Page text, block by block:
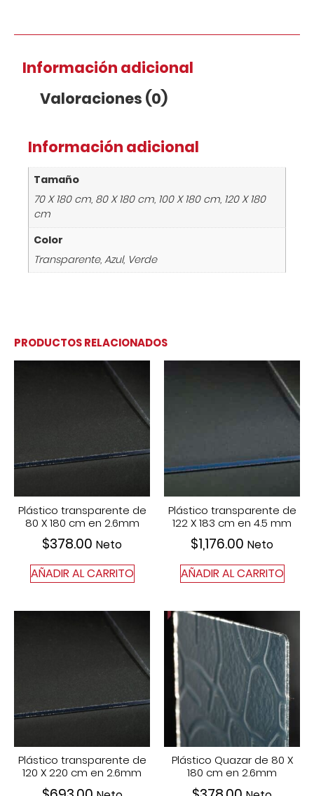
Información adicional
Valoraciones (0)
Información adicional
Tamaño
70 X 180 cm, 80 X 180 cm, 100 X 180 cm, 120 X 180
cm
Color
Transparente, Azul, Verde
PRODUCTOS RELACIONADOS
Plástico transparente de
80 X 180 cm en 2.6mm
$378.00 Neto
AÑADIR AL CARRITO
Plástico transparente de
122 X 183 cm en 4.5 mm
$1,176.00 Neto
AÑADIR AL CARRITO
Plástico transparente de
120 X 220 cm en 2.6mm
Plástico Quazar de 80 X
180 cm en 2.6mm